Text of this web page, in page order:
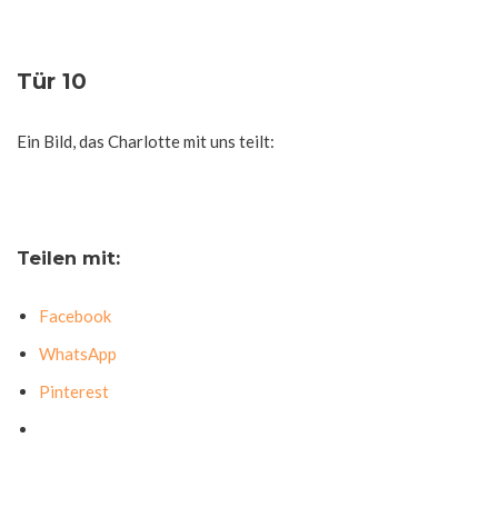
Tür 10
Ein Bild, das Charlotte mit uns teilt:
Teilen mit:
Facebook
WhatsApp
Pinterest